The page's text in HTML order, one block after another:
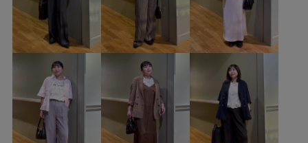
vis_26ss_summergoods vis_26ss_summertops
vis_br31 vis_ceremony vis_cityrelax
vis_directorrecommended vis_okazakisae_june
vis_okazakisae_may vis_shikanoma VIS_smallsize
vis_STAYC240502 vis_追加 visリボン